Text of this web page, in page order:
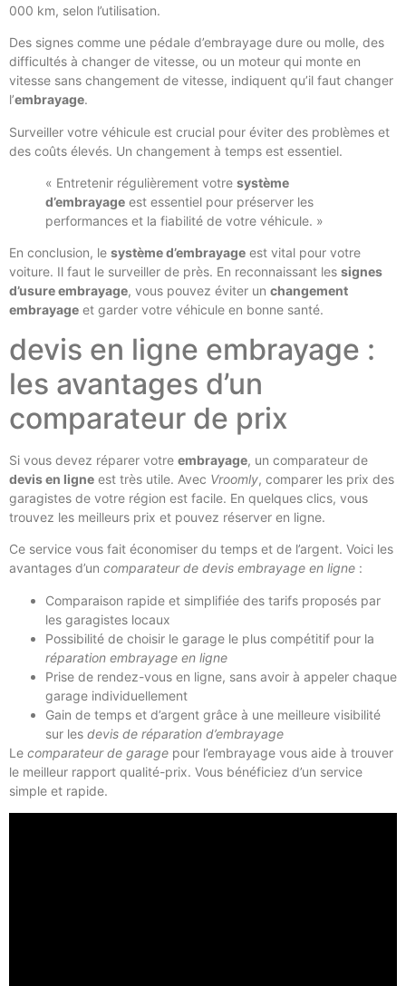
000 km, selon l’utilisation.
Des signes comme une pédale d’embrayage dure ou molle, des
difficultés à changer de vitesse, ou un moteur qui monte en
vitesse sans changement de vitesse, indiquent qu’il faut changer
l’embrayage.
Surveiller votre véhicule est crucial pour éviter des problèmes et
des coûts élevés. Un changement à temps est essentiel.
« Entretenir régulièrement votre système
d’embrayage est essentiel pour préserver les
performances et la fiabilité de votre véhicule. »
En conclusion, le système d’embrayage est vital pour votre
voiture. Il faut le surveiller de près. En reconnaissant les signes
d’usure embrayage, vous pouvez éviter un changement
embrayage et garder votre véhicule en bonne santé.
devis en ligne embrayage :
les avantages d’un
comparateur de prix
Si vous devez réparer votre embrayage, un comparateur de
devis en ligne est très utile. Avec Vroomly, comparer les prix des
garagistes de votre région est facile. En quelques clics, vous
trouvez les meilleurs prix et pouvez réserver en ligne.
Ce service vous fait économiser du temps et de l’argent. Voici les
avantages d’un comparateur de devis embrayage en ligne :
Comparaison rapide et simplifiée des tarifs proposés par
les garagistes locaux
Possibilité de choisir le garage le plus compétitif pour la
réparation embrayage en ligne
Prise de rendez-vous en ligne, sans avoir à appeler chaque
garage individuellement
Gain de temps et d’argent grâce à une meilleure visibilité
sur les devis de réparation d’embrayage
Le comparateur de garage pour l’embrayage vous aide à trouver
le meilleur rapport qualité-prix. Vous bénéficiez d’un service
simple et rapide.